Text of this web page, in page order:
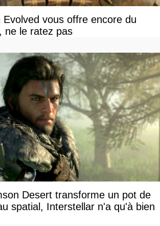
Evolved vous offre encore du
ne le ratez pas
Desert transforme un pot de
spatial, Interstellar n'a qu'à bien